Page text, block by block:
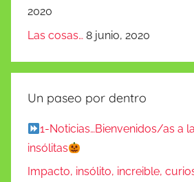
2020
Las cosas… 8 junio, 2020
Un paseo por dentro
1-Noticias…Bienvenidos/as a
insólitas
Impacto, insólito, increible,